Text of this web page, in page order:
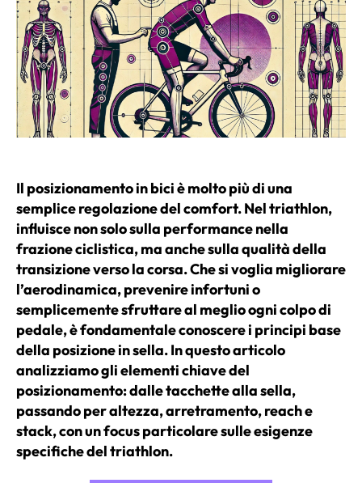
Il posizionamento in bici è molto più di una
semplice regolazione del comfort. Nel triathlon,
influisce non solo sulla performance nella
frazione ciclistica, ma anche sulla qualità della
transizione verso la corsa. Che si voglia migliorare
l’aerodinamica, prevenire infortuni o
semplicemente sfruttare al meglio ogni colpo di
pedale, è fondamentale conoscere i principi base
della posizione in sella. In questo articolo
analizziamo gli elementi chiave del
posizionamento: dalle tacchette alla sella,
passando per altezza, arretramento, reach e
stack, con un focus particolare sulle esigenze
specifiche del triathlon.